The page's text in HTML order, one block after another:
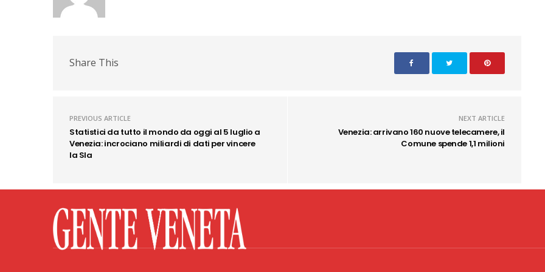
Share This
PREVIOUS ARTICLE
Statistici da tutto il mondo da oggi al 5 luglio a
Venezia: incrociano miliardi di dati per vincere
la Sla
NEXT ARTICLE
Venezia: arrivano 160 nuove telecamere, il
Comune spende 1,1 milioni